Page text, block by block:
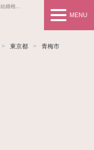
結婚相談所事業者情報や婚活お見合いの悩み、対策を紹介します。
MENU
東京都 青梅市